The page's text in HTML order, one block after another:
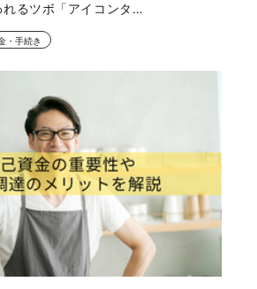
れるツボ「アイコンタ…
・手続き